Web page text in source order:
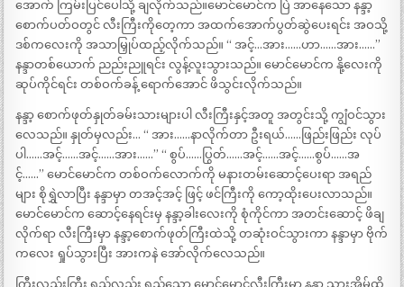
အောက် ကြမ်းပြင်ပေါ်သို့ ချလိုက်သည်။မောင်မောင်က ပြဲ အာနေသော နန္ဒာ့
စောက်ပတ်ဝတွင် လီးကြီးကိုတေ့ကာ အထက်အောက်ပွတ်ဆွဲပေးရင်း အဝသို့
ဒစ်ကလေးကို အသာမြှုပ်ထည့်လိုက်သည်။ “ အင့်…အား……ဟာ……အား……”
နန္ဒာတစ်ယောက် ညည်းညူရင်း လွန့်လူးသွားသည်။ မောင်မောင်က နို့လေးကို
ဆုပ်ကိုင်ရင်း တစ်ဝက်ခန့် ရောက်အောင် ဖိသွင်းလိုက်သည်။
နန္ဒာ့ စောက်ဖုတ်နှုတ်ခမ်းသားများပါ လီးကြီးနှင့်အတူ အတွင်းသို့ ကျွံဝင်သွား
လေသည်။ နှုတ်မှလည်း… “ အား……နာလိုက်တာ ဦးရယ်……ဖြည်းဖြည်း လုပ်
ပါ……အင့်……အင့်……အား……” “ စွပ်……ပြွတ်……အင့်……အင့်……စွပ်……အ
င့်……” မောင်မောင်က တစ်ဝက်လောက်ကို မနားတမ်းဆောင့်ပေးရာ အရည်
များ စိုရွှဲလာပြီး နန္ဒာမှာ တအင့်အင့် ဖြင့် ဖင်ကြီးကို ကော့ထိုးပေးလာသည်။
မောင်မောင်က ဆောင့်နေရင်းမှ နန္ဒာ့ခါးလေးကို စုံကိုင်ကာ အတင်းဆောင့် ဖိချ
လိုက်ရာ လီးကြီးမှာ နန္ဒာ့စောက်ဖုတ်ကြီးထဲသို့ တဆုံးဝင်သွားကာ နန္ဒာမှာ ဗိုက်
ကလေး ရှုပ်သွားပြီး အားကနဲ အော်လိုက်လေသည်။
ကြီးလည်းကြီး ရှည်လည်း ရှည်သော မောင်မောင့်လီးကြီးမှာ နန္ဒာ့ သားအိမ်ထိ